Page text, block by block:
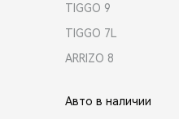
TIGGO 9
TIGGO 7L
ARRIZO 8
Авто в наличии